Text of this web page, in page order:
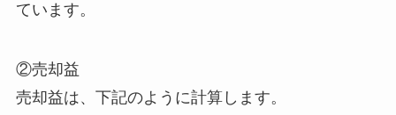
ています。
②売却益
売却益は、下記のように計算します。